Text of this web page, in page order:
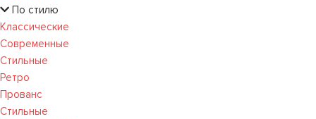
По стилю
Классические
Современные
Стильные
Ретро
Прованс
Стильные